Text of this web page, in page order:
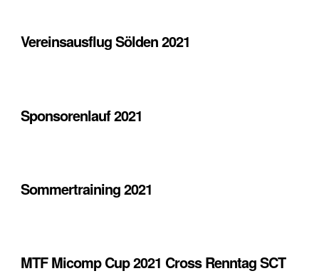
Vereinsausflug Sölden 2021
Sponsorenlauf 2021
Sommertraining 2021
MTF Micomp Cup 2021 Cross Renntag SCT